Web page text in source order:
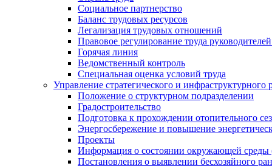
Социальное партнерство
Баланс трудовых ресурсов
Легализация трудовых отношений
Правовое регулирование труда
Горячая линия
Ведомственный контроль
Специальная оценка условий труда
Управление стратегического и инфраструктурного
Положение о структурном подразделении
Градостроительство
Подготовка к прохождении отопительного
Энергосбережение и повышение
Проекты
Информация о состоянии окружающей среды
Постановления о выявлении бесхозяйного